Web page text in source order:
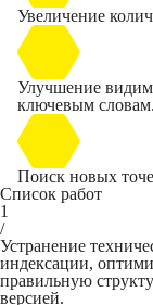
Увеличение
Улучшение
ключевым словам.
Поиск новых
Список работ
1
/
Устранение
индексации,
правильную
версией.